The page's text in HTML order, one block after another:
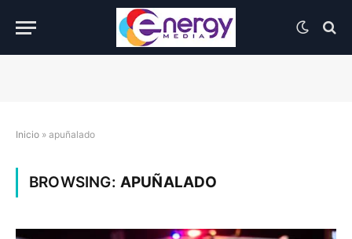
Inicio » apuñalado
BROWSING: APUÑALADO